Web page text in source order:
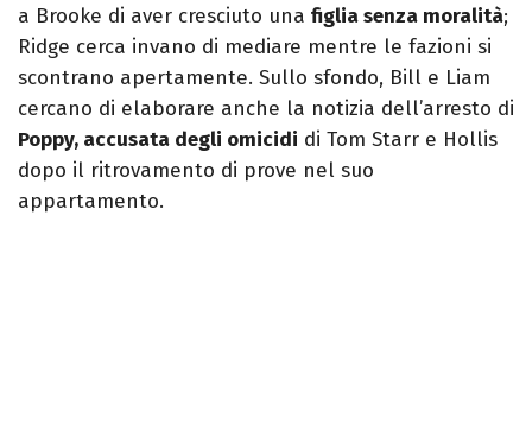
a Brooke di aver cresciuto una figlia senza moralità;
Ridge cerca invano di mediare mentre le fazioni si
scontrano apertamente. Sullo sfondo, Bill e Liam
cercano di elaborare anche la notizia dell’arresto di
Poppy, accusata degli omicidi di Tom Starr e Hollis
dopo il ritrovamento di prove nel suo
appartamento.